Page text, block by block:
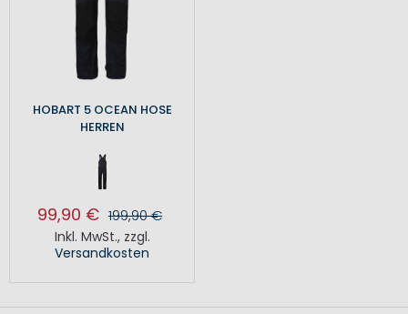
HOBART 5 OCEAN HOSE
HERREN
99,90 € 199,90 €
Inkl. MwSt., zzgl.
Versandkosten